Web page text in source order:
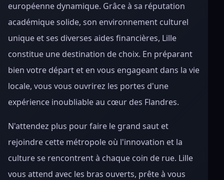
européenne dynamique. Grâce à sa réputation
académique solide, son environnement culturel
unique et ses diverses aides financières, Lille
constitue une destination de choix. En préparant
bien votre départ et en vous engageant dans la vie
locale, vous vous ouvrirez les portes d'une
expérience inoubliable au cœur des Flandres.
N'attendez plus pour faire le grand saut et
rejoindre cette métropole où l'innovation et la
culture se rencontrent à chaque coin de rue. Lille
vous attend avec les bras ouverts, prête à vous